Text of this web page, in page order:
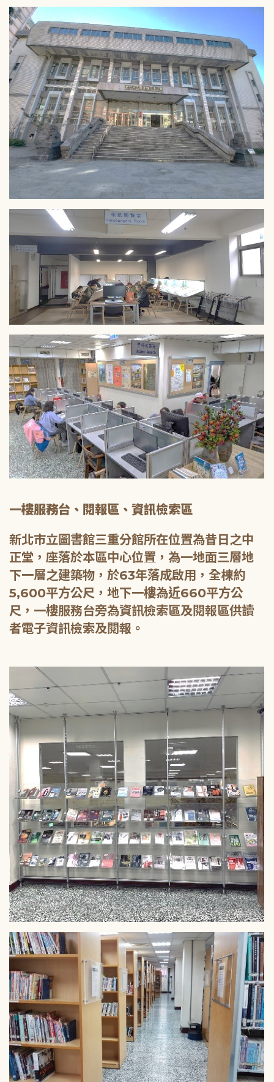
一樓服務台、閱報區、資訊檢索區
新北市立圖書館三重分館所在位置為昔日之中
正堂，座落於本區中心位置，為一地面三層地
下一層之建築物，於63年落成啟用，全棟約
5,600平方公尺，地下一樓為近660平方公
尺，一樓服務台旁為資訊檢索區及閱報區供讀
者電子資訊檢索及閱報。